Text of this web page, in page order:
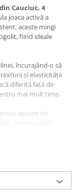
Cauciuc, 4
joaca activă a
aceste mingi
fiind ideale
încurajând-o să
și elasticității
diferită față de
mai mult timp.
sesiuni de
mentale optime,
Minge din
și joacă,
rezistent, design
pentru varietate